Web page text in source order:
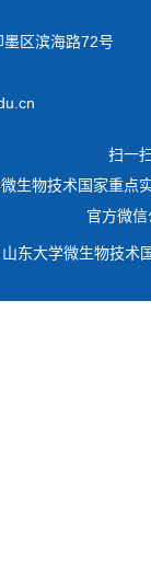
区滨海路72号
扫一
生物技术国家重点
官方微
东大学微生物技术